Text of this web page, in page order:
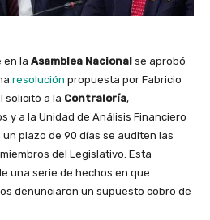
en la Asamblea Nacional se aprobó
resolución propuesta por Fabricio
solicitó a la Contraloría,
y a la Unidad de Análisis Financiero
un plazo de 90 días se auditen las
del Legislativo. Esta
una serie de hechos en que
denunciaron un supuesto cobro de